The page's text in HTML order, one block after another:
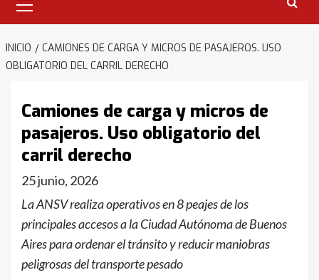
primario
INICIO
CAMIONES DE CARGA Y MICROS DE PASAJEROS. USO
OBLIGATORIO DEL CARRIL DERECHO
Camiones de carga y micros de
pasajeros. Uso obligatorio del
carril derecho
25 junio, 2026
La ANSV realiza operativos en 8 peajes de los
principales accesos a la Ciudad Autónoma de Buenos
Aires para ordenar el tránsito y reducir maniobras
peligrosas del transporte pesado